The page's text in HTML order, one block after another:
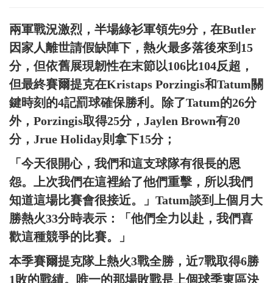
兩軍戰況激烈，半場綠衫軍領先9分，在Butler
因家人離世請假缺陣下，熱火最多落後來到15
分，但依舊展現韌性在末節以106比104反超，
但最終賽爾提克在Kristaps Porzingis和Tatum關
鍵時刻的4記罰球確保勝利。除了Tatum的26分
外，Porzingis取得25分，Jaylen Brown有20
分，Jrue Holiday則拿下15分；
「今天很開心，我們和這支球隊有很長的恩
怨。上次我們在這裡給了他們重擊，所以我們
知道這場比賽會很接近。」Tatum談到上個月大
勝熱火33分時表示：「他們全力以赴，我們喜
歡這種競爭的比賽。」
本季賽爾提克隊上熱火3戰全勝，近7戰取得6勝
1敗的戰績。唯一的那場敗戰是上個球季東區決